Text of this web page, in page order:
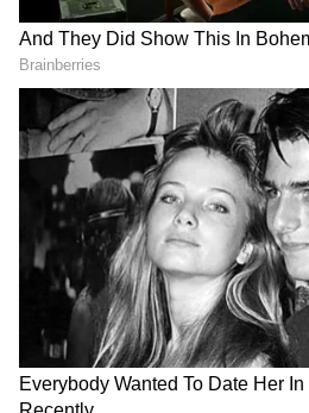
பார்த்துக் கொள்ளுங்கள்.
ஏசியாநெட் தமிழ்-ஐ